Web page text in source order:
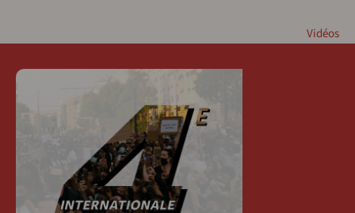
Vidéos